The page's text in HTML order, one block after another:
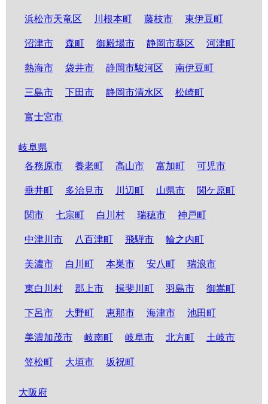
浜松市天竜区 川根本町 藤枝市 東伊豆町
沼津市 森町 御殿場市 静岡市葵区 河津町
熱海市 袋井市 静岡市駿河区 南伊豆町
三島市 下田市 静岡市清水区 松崎町
富士宮市
岐阜県
各務原市
養老町 高山市 富加町 可児市
垂井町 多治見市 川辺町 山県市 関ケ原町
関市 七宗町 白川村 瑞穂市 神戸町
中津川市 八百津町 飛騨市 輪之内町
美濃市 白川町 本巣市 安八町 瑞浪市
東白川村 郡上市 揖斐川町 羽島市 御嵩町
下呂市 大野町 恵那市 海津市 池田町
美濃加茂市 岐南町 岐阜市 北方町 土岐市
笠松町 大垣市 坂祝町
大阪府